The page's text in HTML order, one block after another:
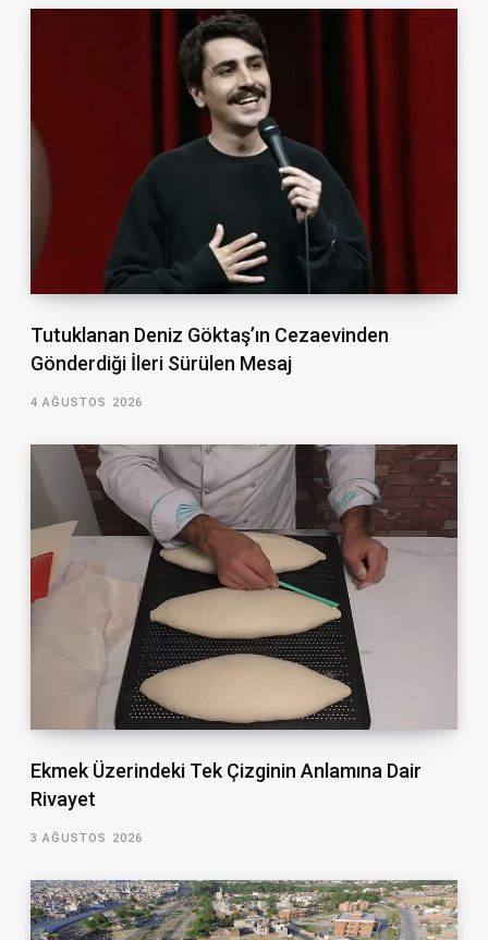
Tutuklanan Deniz Göktaş’ın Cezaevinden
Gönderdiği İleri Sürülen Mesaj
4 AĞUSTOS 2026
Ekmek Üzerindeki Tek Çizginin Anlamına Dair
Rivayet
3 AĞUSTOS 2026